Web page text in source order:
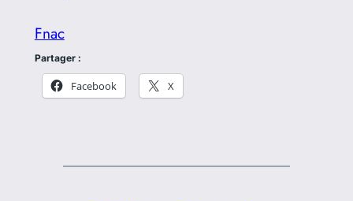
Fnac
Partager :
Facebook X